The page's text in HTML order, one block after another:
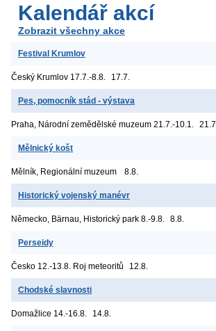
Kalendář akcí
Zobrazit všechny akce
Festival Krumlov
Český Krumlov 17.7.-8.8. 17.7.
Pes, pomocník stád - výstava
Praha, Národní zemědělské muzeum 21.7.-10.1. 21.7.
Mělnický košt
Mělník, Regionální muzeum 8.8.
Historický vojenský manévr
Německo, Bärnau, Historický park 8.-9.8. 8.8.
Perseidy
Česko 12.-13.8. Roj meteoritů 12.8.
Chodské slavnosti
Domažlice 14.-16.8. 14.8.